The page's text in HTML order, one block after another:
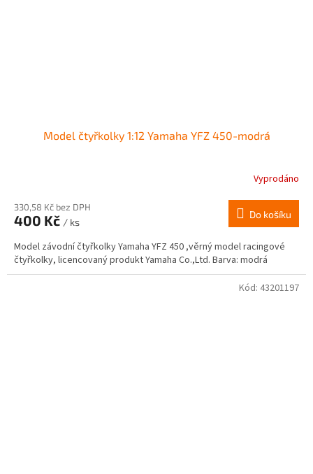
Model čtyřkolky 1:12 Yamaha YFZ 450-modrá
produktu
je
z
5
hvězdiček.
Vyprodáno
330,58 Kč bez DPH
400 Kč / ks
Do košíku
Model závodní čtyřkolky Yamaha YFZ 450 ,věrný model racingové
čtyřkolky, licencovaný produkt Yamaha Co.,Ltd. Barva: modrá
Kód: 43201197